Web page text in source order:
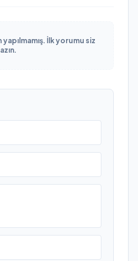
İlk yorumu siz